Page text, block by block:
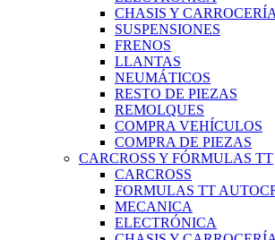
CHASIS Y CARROCERÍA
SUSPENSIONES
FRENOS
LLANTAS
NEUMÁTICOS
RESTO DE PIEZAS
REMOLQUES
COMPRA VEHÍCULOS
COMPRA DE PIEZAS
CARCROSS Y FÓRMULAS TT
CARCROSS
FORMULAS TT
MECANICA
ELECTRÓNICA